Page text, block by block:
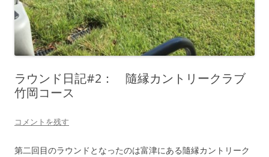
ラウンド日記#2： 隨縁カントリークラブ
竹岡コース
コメントを残す
第二回目のラウンドとなったのは富津にある隨縁カントリーク